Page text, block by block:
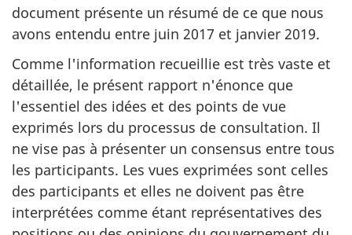
document présente un résumé de ce que nous
avons entendu entre juin 2017 et janvier 2019.
Comme l'information recueillie est très vaste et
détaillée, le présent rapport n'énonce que
l'essentiel des idées et des points de vue
exprimés lors du processus de consultation. Il
ne vise pas à présenter un consensus entre tous
les participants. Les vues exprimées sont celles
des participants et elles ne doivent pas être
interprétées comme étant représentatives des